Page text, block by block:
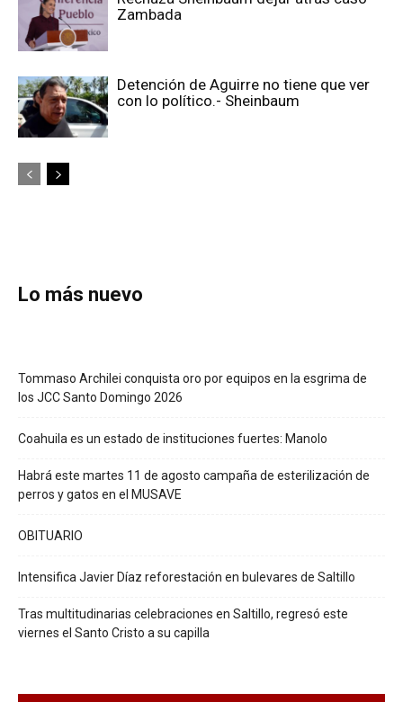
Zambada
Detención de Aguirre no tiene que ver
con lo político.- Sheinbaum
Lo más nuevo
Tommaso Archilei conquista oro por equipos en la esgrima de
los JCC Santo Domingo 2026
Coahuila es un estado de instituciones fuertes: Manolo
Habrá este martes 11 de agosto campaña de esterilización de
perros y gatos en el MUSAVE
OBITUARIO
Intensifica Javier Díaz reforestación en bulevares de Saltillo
Tras multitudinarias celebraciones en Saltillo, regresó este
viernes el Santo Cristo a su capilla